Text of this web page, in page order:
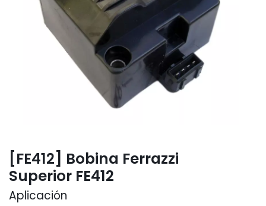
[FE412] Bobina Ferrazzi
Superior FE412
Aplicación